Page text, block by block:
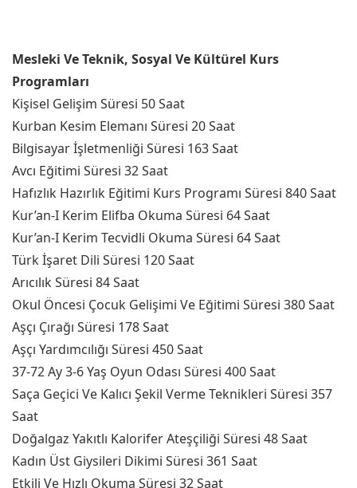
Mesleki Ve Teknik, Sosyal Ve Kültürel Kurs
Programları
Kişisel Gelişim Süresi 50 Saat
Kurban Kesim Elemanı Süresi 20 Saat
Bilgisayar İşletmenliği Süresi 163 Saat
Avcı Eğitimi Süresi 32 Saat
Hafızlık Hazırlık Eğitimi Kurs Programı Süresi 840 Saat
Kur’an-I Kerim Elifba Okuma Süresi 64 Saat
Kur’an-I Kerim Tecvidli Okuma Süresi 64 Saat
Türk İşaret Dili Süresi 120 Saat
Arıcılık Süresi 84 Saat
Okul Öncesi Çocuk Gelişimi Ve Eğitimi Süresi 380 Saat
Aşçı Çırağı Süresi 178 Saat
Aşçı Yardımcılığı Süresi 450 Saat
37-72 Ay 3-6 Yaş Oyun Odası Süresi 400 Saat
Saça Geçici Ve Kalıcı Şekil Verme Teknikleri Süresi 357
Saat
Doğalgaz Yakıtlı Kalorifer Ateşçiliği Süresi 48 Saat
Kadın Üst Giysileri Dikimi Süresi 361 Saat
Etkili Ve Hızlı Okuma Süresi 32 Saat